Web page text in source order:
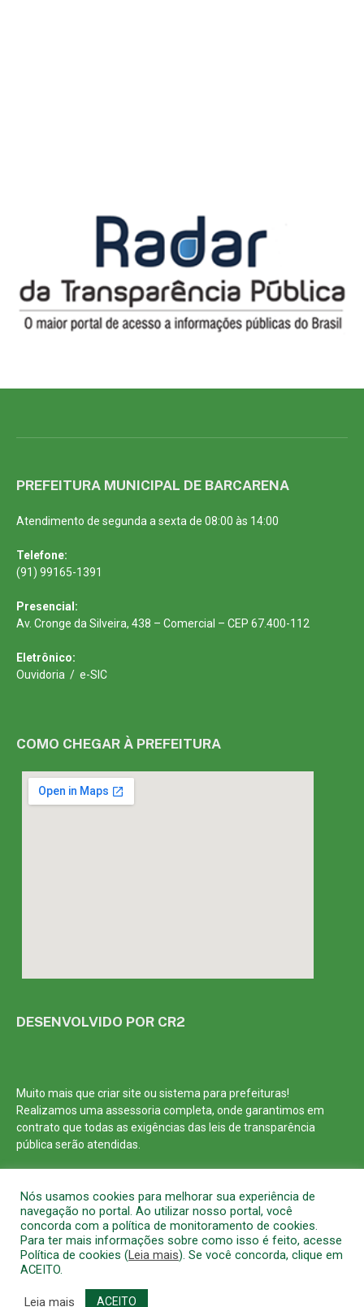
PREFEITURA MUNICIPAL DE BARCARENA
Atendimento de segunda a sexta de 08:00 às 14:00
Telefone:
(91) 99165-1391
Presencial:
Av. Cronge da Silveira, 438 – Comercial – CEP 67.400-112
Eletrônico:
Ouvidoria / e-SIC
COMO CHEGAR À PREFEITURA
DESENVOLVIDO POR CR2
Muito mais que criar site ou sistema para prefeituras!
Realizamos uma assessoria completa, onde garantimos em
contrato que todas as exigências das leis de transparência
pública serão atendidas.
Todos os direitos reservados a Prefeitura Municipal de Barcarena
Acessar Área Administrativa
Nós usamos cookies para melhorar sua experiência de
navegação no portal. Ao utilizar nosso portal, você
concorda com a política de monitoramento de cookies.
Para ter mais informações sobre como isso é feito, acesse
Política de cookies (Leia mais). Se você concorda, clique em
ACEITO.
Leia mais ACEITO